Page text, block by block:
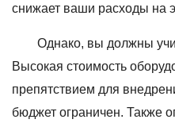
снижает ваши расходы на
Однако, вы должны
Высокая стоимость
препятствием для
бюджет ограничен. Также